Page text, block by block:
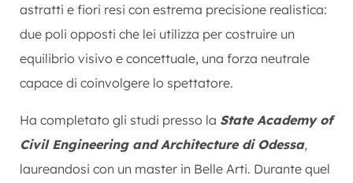
astratti e fiori resi con estrema precisione realistica:
due poli opposti che lei utilizza per costruire un
equilibrio visivo e concettuale, una forza neutrale
capace di coinvolgere lo spettatore.
Ha completato gli studi presso la State Academy of
Civil Engineering and Architecture di Odessa,
laureandosi con un master in Belle Arti. Durante quel